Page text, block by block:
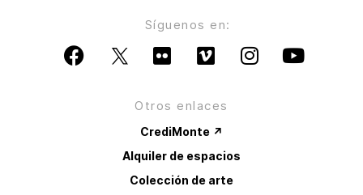
Síguenos en:
Otros enlaces
CrediMonte ↗
Alquiler de espacios
Colección de arte